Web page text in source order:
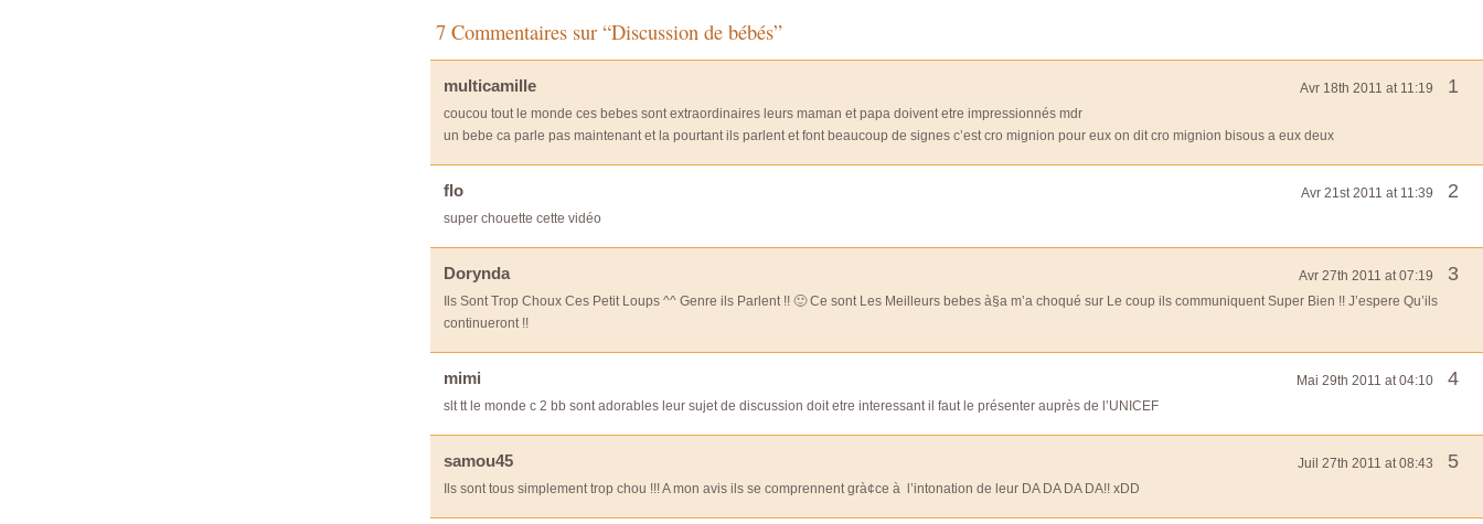
7 Commentaires sur “Discussion de bébés”
multicamille Avr 18th 2011 at 11:19 1
coucou tout le monde ces bebes sont extraordinaires leurs maman et papa doivent etre impressionnés mdr
un bebe ca parle pas maintenant et la pourtant ils parlent et font beaucoup de signes c’est cro mignion pour eux on dit cro mignion bisous a eux deux
flo Avr 21st 2011 at 11:39 2
super chouette cette vidéo
Dorynda Avr 27th 2011 at 07:19 3
Ils Sont Trop Choux Ces Petit Loups ^^ Genre ils Parlent !! 🙂 Ce sont Les Meilleurs bebes à§a m’a choqué sur Le coup ils communiquent Super Bien !! J’espere Qu’ils
continueront !!
mimi Mai 29th 2011 at 04:10 4
slt tt le monde c 2 bb sont adorables leur sujet de discussion doit etre interessant il faut le présenter auprès de l’UNICEF
samou45 Juil 27th 2011 at 08:43 5
Ils sont tous simplement trop chou !!! A mon avis ils se comprennent grà¢ce à l’intonation de leur DA DA DA DA!! xDD